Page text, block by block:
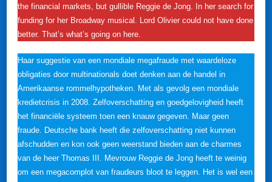
the financial markets, but gullible Reggie de Jong. In her search for
funding for her Broadway musical. Lord Olivier could not have done
better. That’s what’s going on here.
Haar suggestie van een mondiale megafraude met waardeloze
obligaties door multinationals doet denken aan de handel in
Amerikaanse rommelhypotheken. Met als gevolg een mondiale
kredietcrisis in 2008. Zelfoverschatting en goedgelovigheid heeft
het financiële systeem toen een knauw gegeven. Maar geen
fraude. Deutsche bank heeft die zelfoverschatting niet kunnen
afschudden en kon ook geen weerstand bieden aan de charmes
van de heer Thomas III. Mevrouw Reggie de Jong heeft te weinig
om een megacomplot van fraudeurs bloot te leggen. Het is wel een